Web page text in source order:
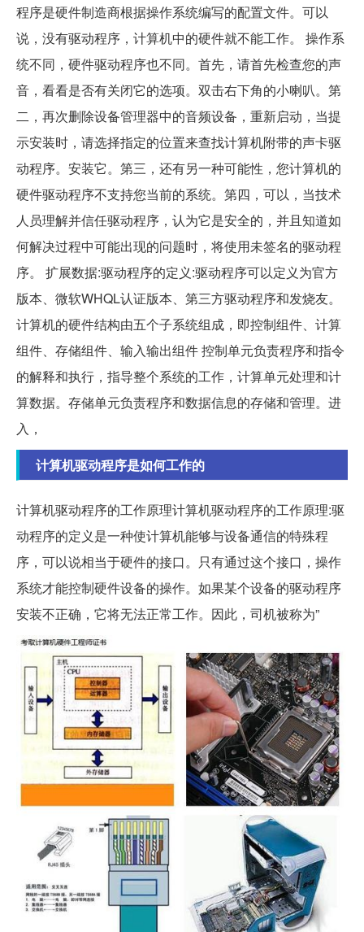
程序是硬件制造商根据操作系统编写的配置文件。可以
说，没有驱动程序，计算机中的硬件就不能工作。 操作系
统不同，硬件驱动程序也不同。首先，请首先检查您的声
音，看看是否有关闭它的选项。双击右下角的小喇叭。第
二，再次删除设备管理器中的音频设备，重新启动，当提
示安装时，请选择指定的位置来查找计算机附带的声卡驱
动程序。安装它。第三，还有另一种可能性，您计算机的
硬件驱动程序不支持您当前的系统。第四，可以，当技术
人员理解并信任驱动程序，认为它是安全的，并且知道如
何解决过程中可能出现的问题时，将使用未签名的驱动程
序。 扩展数据:驱动程序的定义:驱动程序可以定义为官方
版本、微软WHQL认证版本、第三方驱动程序和发烧友。
计算机的硬件结构由五个子系统组成，即控制组件、计算
组件、存储组件、输入输出组件 控制单元负责程序和指令
的解释和执行，指导整个系统的工作，计算单元处理和计
算数据。存储单元负责程序和数据信息的存储和管理。进
入，
计算机驱动程序是如何工作的
计算机驱动程序的工作原理计算机驱动程序的工作原理:驱
动程序的定义是一种使计算机能够与设备通信的特殊程
序，可以说相当于硬件的接口。只有通过这个接口，操作
系统才能控制硬件设备的操作。如果某个设备的驱动程序
安装不正确，它将无法正常工作。因此，司机被称为”